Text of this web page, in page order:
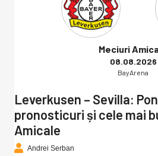
Meciuri
08.08.2026
BayArena
Leverkusen – Sevilla:
pronosticuri și cele mai
Amicale
Andrei Serban